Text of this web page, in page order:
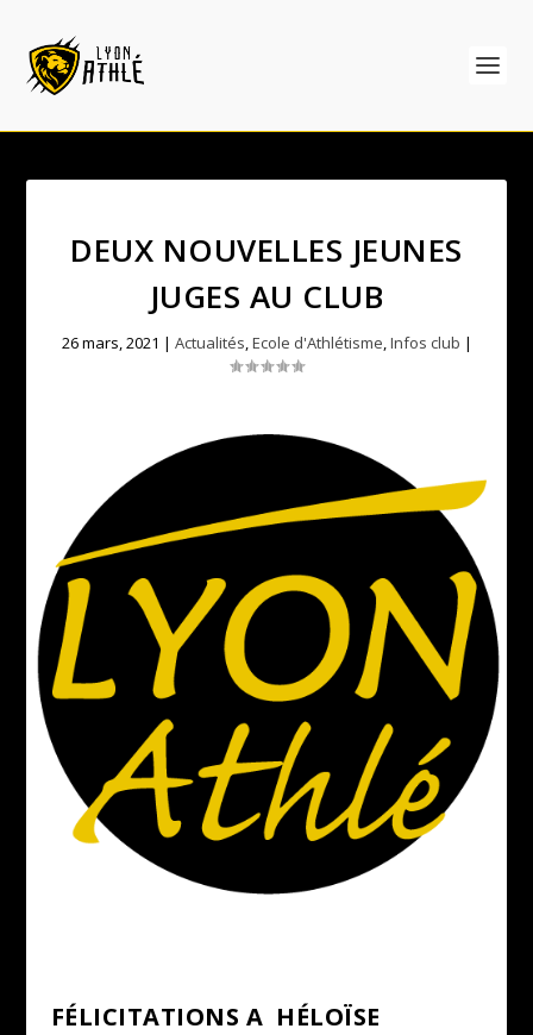
DEUX NOUVELLES JEUNES
JUGES AU CLUB
26 mars, 2021 | Actualités,Ecole d'Athlétisme,Infos club |
FÉLICITATIONS A HÉLOÏSE